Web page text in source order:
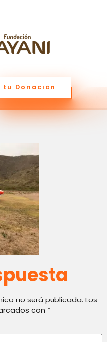
tu Donación
no será publicada. Los
con *